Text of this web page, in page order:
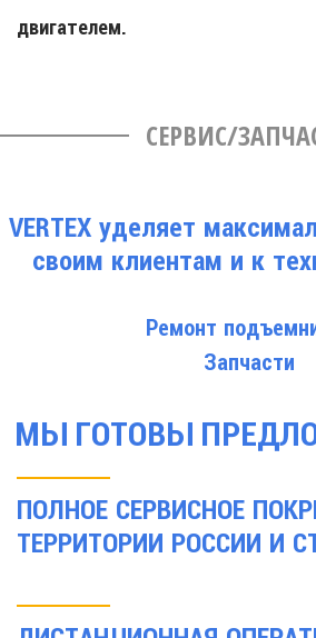
двигателем.
СЕРВИС/
VERTEX уделяет
своим клиентам и к
Ремонт
Запчасти
МЫ ГОТОВЫ
ПОЛНОЕ СЕРВИСНОЕ
ТЕРРИТОРИИ РОССИИ И